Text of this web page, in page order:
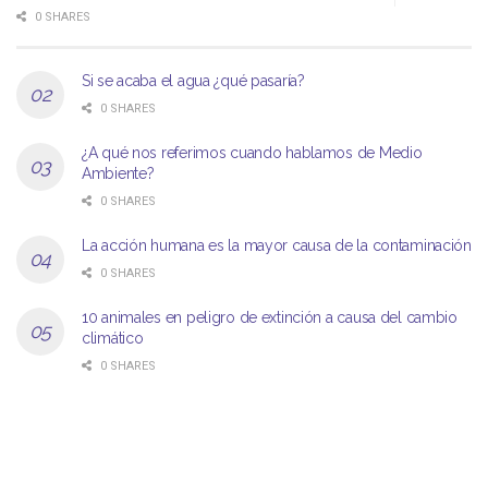
0 SHARES
Si se acaba el agua ¿qué pasaría?
0 SHARES
¿A qué nos referimos cuando hablamos de Medio
Ambiente?
0 SHARES
La acción humana es la mayor causa de la contaminación
0 SHARES
10 animales en peligro de extinción a causa del cambio
climático
0 SHARES